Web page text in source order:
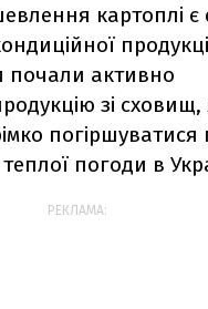
картоплі є
почали активно
зі сховищ,
погіршуватися
погоди в
РЕКЛАМА: